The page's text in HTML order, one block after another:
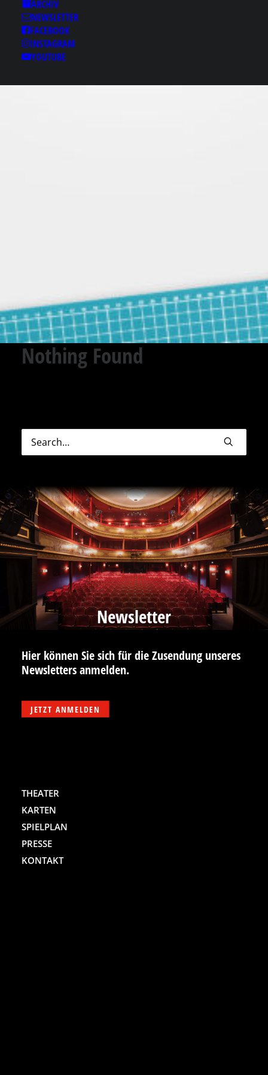
ARCHIV
NEWSLETTER
FACEBOOK
INSTAGRAM
YOUTUBE
ｏotam12¸cоｍ 고양안
마♠고양후불출장 고양
스타킹룸✠고양후불출
Nothing Found
Newsletter
Hier können Sie sich für die Zusendung unseres
Newsletters anmelden.
JETZT ANMELDEN
THEATER
KARTEN
SPIELPLAN
PRESSE
KONTAKT